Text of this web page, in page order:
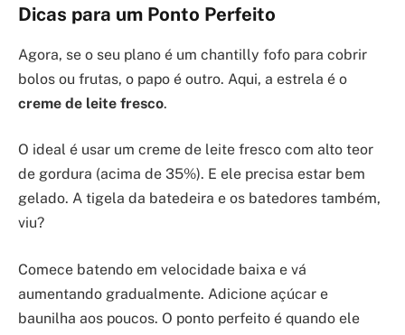
Dicas para um Ponto Perfeito
Agora, se o seu plano é um chantilly fofo para cobrir
bolos ou frutas, o papo é outro. Aqui, a estrela é o
creme de leite fresco.
O ideal é usar um creme de leite fresco com alto teor
de gordura (acima de 35%). E ele precisa estar bem
gelado. A tigela da batedeira e os batedores também,
viu?
Comece batendo em velocidade baixa e vá
aumentando gradualmente. Adicione açúcar e
baunilha aos poucos. O ponto perfeito é quando ele